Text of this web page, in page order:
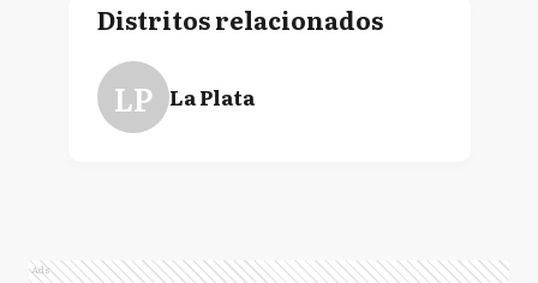
Distritos relacionados
LP La Plata
Ads